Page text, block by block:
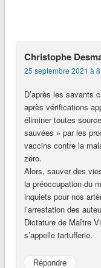
Christophe
25 septembre 2021 à
D’après les savants
après vérifications
éliminer toutes
sauvées » par les
vaccins contre la
zéro.
Alors, sauver des
la préoccupation du
inquiets pour nos
l’arrestation des
Dictature de Maître
s’appelle tartufferie.
Répondre